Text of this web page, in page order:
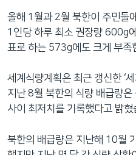
올해 1월과 2월 북한이 주민들
1인당 하루 최소 권장량 600g
표로 하는 573g에도 크게 부족
세계식량계획은 최근 갱신한 ‘
지난 8월 북한의 식량 배급량
사이 최저치를 기록했다고 밝혔
북한의 배급량은 지난해 10월